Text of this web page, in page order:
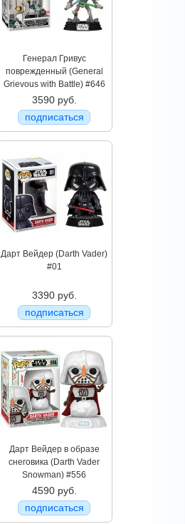
Генерал Гривус
поврежденный (General
Grievous with Battle) #646
3590 руб.
подписаться
Дарт Вейдер (Darth Vader)
#01
3390 руб.
подписаться
Дарт Вейдер в образе
снеговика (Darth Vader
Snowman) #556
4590 руб.
подписаться